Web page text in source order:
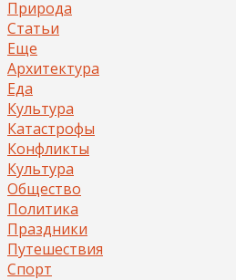
Природа
Статьи
Еще
Архитектура
Еда
Культура
Катастрофы
Конфликты
Культура
Общество
Политика
Праздники
Путешествия
Спорт